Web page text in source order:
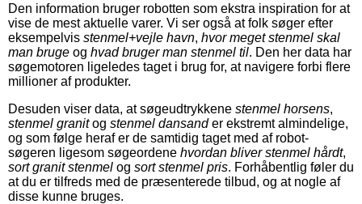
Den information bruger robotten som ekstra inspiration for at
vise de mest aktuelle varer. Vi ser også at folk søger efter
eksempelvis stenmel+vejle havn, hvor meget stenmel skal
man bruge og hvad bruger man stenmel til. Den her data har
søgemotoren ligeledes taget i brug for, at navigere forbi flere
millioner af produkter.
Desuden viser data, at søgeudtrykkene stenmel horsens,
stenmel granitog stenmel dansander ekstremt almindelige,
og som følge heraf er de samtidig taget med af robot-
søgeren ligesom søgeordene hvordan bliver stenmel hårdt,
sort granit stenmel og sort stenmel pris. Forhåbentlig føler du
at du er tilfreds med de præsenterede tilbud, og at nogle af
disse kunne bruges.